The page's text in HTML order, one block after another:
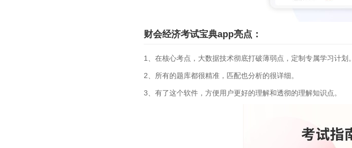
财会经济考试宝典app亮点：
1、在核心考点，大数据技术彻底打破薄弱点，定制专属学习计划。
2、所有的题库都很精准，匹配也分析的很详细。
3、有了这个软件，方便用户更好的理解和透彻的理解知识点。